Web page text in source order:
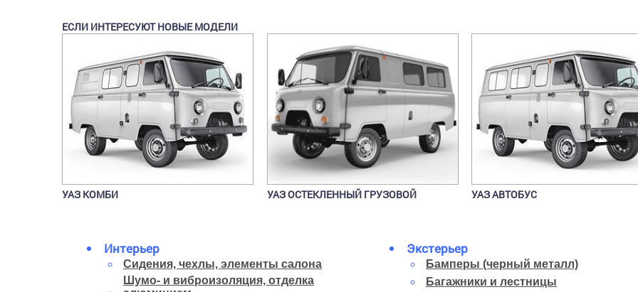
ЕСЛИ ИНТЕРЕСУЮТ НОВЫЕ МОДЕЛИ
УАЗ КОМБИ УАЗ ОСТЕКЛЕННЫЙ ГРУЗОВОЙ УАЗ АВТОБУС
Интерьер
Сидения, чехлы, элементы салона
Шумо- и виброизоляция, отделка
Экстерьер
Бамперы (черный металл)
Багажники и лестницы